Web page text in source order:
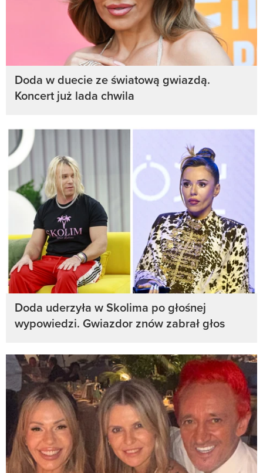
Doda w duecie ze światową gwiazdą.
Koncert już lada chwila
Doda uderzyła w Skolima po głośnej
wypowiedzi. Gwiazdor znów zabrał głos